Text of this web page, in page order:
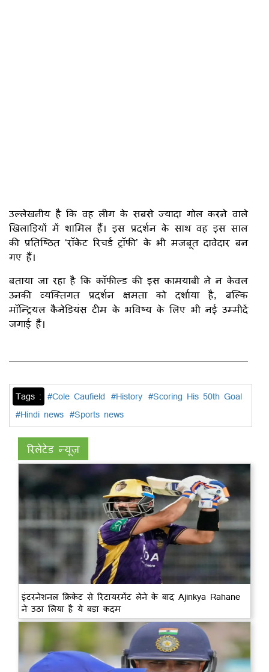
उल्लेखनीय है कि वह लीग के सबसे ज्यादा गोल करने वाले
खिलाड़ियों में शामिल हैं। इस प्रदर्शन के साथ वह इस साल
की प्रतिष्ठित ‘रॉकेट रिचर्ड ट्रॉफी’ के भी मजबूत दावेदार बन
गए हैं।
बताया जा रहा है कि कॉफील्ड की इस कामयाबी ने न केवल
उनकी व्यक्तिगत प्रदर्शन क्षमता को दर्शाया है, बल्कि
मॉन्ट्रियल कैनेडियंस टीम के भविष्य के लिए भी नई उम्मीदें
जगाई हैं।
Tags : #Cole Caufield #History #Scoring His 50th Goal
#Hindi news #Sports news
रिलेटेड न्यूज़
इंटरनेशनल क्रिकेट से रिटायरमेंट लेने के बाद Ajinkya Rahane
ने उठा लिया है ये बड़ा कदम